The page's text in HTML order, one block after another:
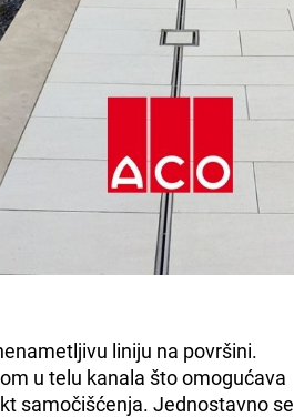
liniju na površini.
u telu kanala što omogućava
samočišćenja. Jednostavno se